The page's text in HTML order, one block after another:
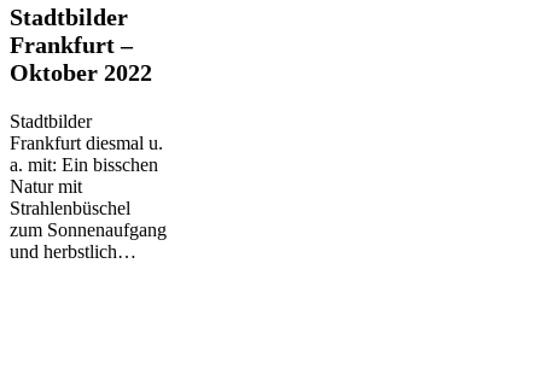
Stadtbilder
Frankfurt
–
Oktober
Stadtbilder
Frankfurt –
Oktober 2022
Stadtbilder
Frankfurt diesmal u.
a. mit: Ein bisschen
Natur mit
Strahlenbüschel
zum Sonnenaufgang
und herbstlich…